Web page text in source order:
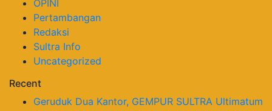
OPINI
Pertambangan
Redaksi
Sultra Info
Uncategorized
Recent
Geruduk Dua Kantor, GEMPUR SULTRA Ultimatum